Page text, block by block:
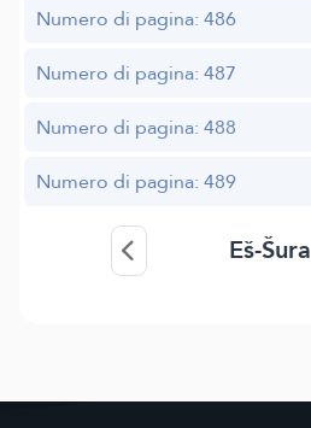
Numero di pagina: 486
Numero di pagina: 487
Numero di pagina: 488
Numero di pagina: 489
Eš-Šura